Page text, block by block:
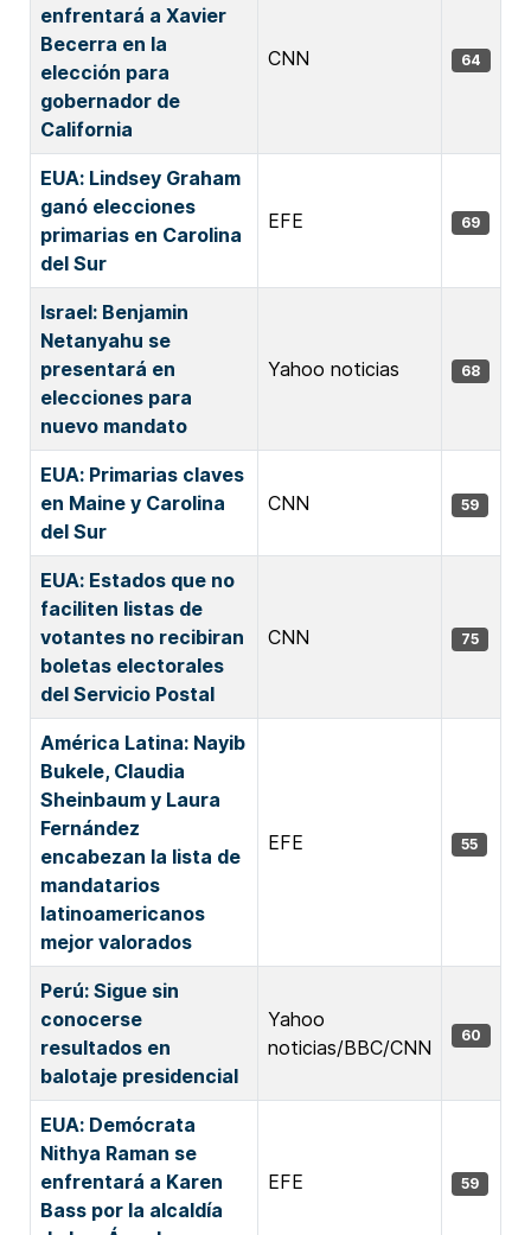
enfrentará a Xavier
Becerra en la
elección para
gobernador de
California
CNN 64
EUA: Lindsey Graham
ganó elecciones
primarias en Carolina
del Sur
EFE 69
Israel: Benjamin
Netanyahu se
presentará en
elecciones para
nuevo mandato
Yahoo noticias 68
EUA: Primarias claves
en Maine y Carolina
del Sur
CNN 59
EUA: Estados que no
faciliten listas de
votantes no recibiran
boletas electorales
del Servicio Postal
CNN 75
América Latina: Nayib
Bukele, Claudia
Sheinbaum y Laura
Fernández
encabezan la lista de
mandatarios
latinoamericanos
mejor valorados
EFE 55
Perú: Sigue sin
conocerse
resultados en
balotaje presidencial
Yahoo
noticias/BBC/CNN
60
EUA: Demócrata
Nithya Raman se
enfrentará a Karen
Bass por la alcaldía
EFE 59